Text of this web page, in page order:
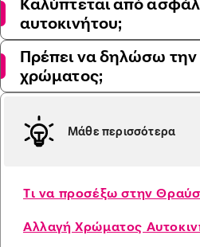
αυτοκινήτου;
Πρέπει να δηλώσω την
χρώματος;
Μάθε περισσότερα
Τι να προσέξω στην
Αλλαγή Χρώματος